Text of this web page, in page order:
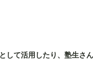
して活用したり、塾生さ